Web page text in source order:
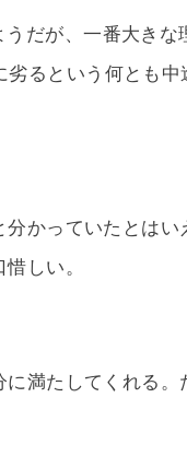
だが、一番大きな
るという何とも
かっていたとはい
しい。
満たしてくれる